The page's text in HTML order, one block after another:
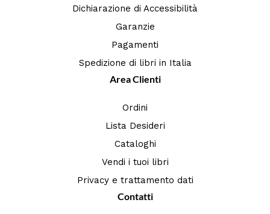
Dichiarazione di Accessibilità
Garanzie
Pagamenti
Spedizione di libri in Italia
Area Clienti
Ordini
Lista Desideri
Cataloghi
Vendi i tuoi libri
Privacy e trattamento dati
Contatti